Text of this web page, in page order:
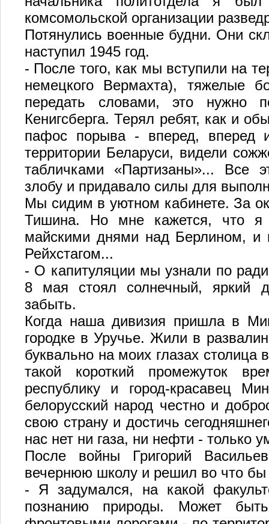
комсомольской организации
Потянулись военные будни. Они
наступил 1945 год.
- После того, как мы вступили на
немецкого Вермахта), тяжелые
передать словами, это нужно
Кенигсберга. Терял ребят, как и
пафос порыва - вперед, вперед
территории Беларуси, видели
табличками «Партизаны»... Все
злобу и придавало силы для
Мы сидим в уютном кабинете. За
Тишина. Но мне кажется, что я
майскими днями над Берлином,
Рейхстагом...
- О капитуляции мы узнали по
8 мая стоял солнечный, яркий
забыть.
Когда наша дивизия пришла в
городке в Уручье. Жили в
буквально на моих глазах столица
такой короткий промежуток
республику и город-красавец
белорусский народ честно и
свою страну и достичь
нас нет ни газа, ни нефти - только
После войны Григорий
вечернюю школу и решил во что бы
- Я задумался, на какой
познанию природы. Может